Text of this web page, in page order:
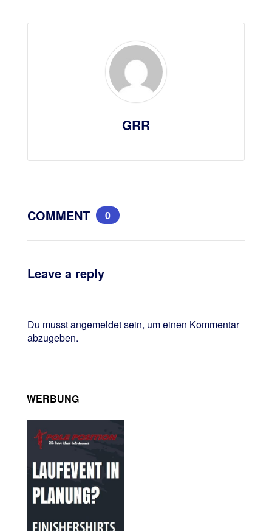
GRR
COMMENT 0
Leave a reply
Du musstangemeldetsein, um einen Kommentar
abzugeben.
WERBUNG